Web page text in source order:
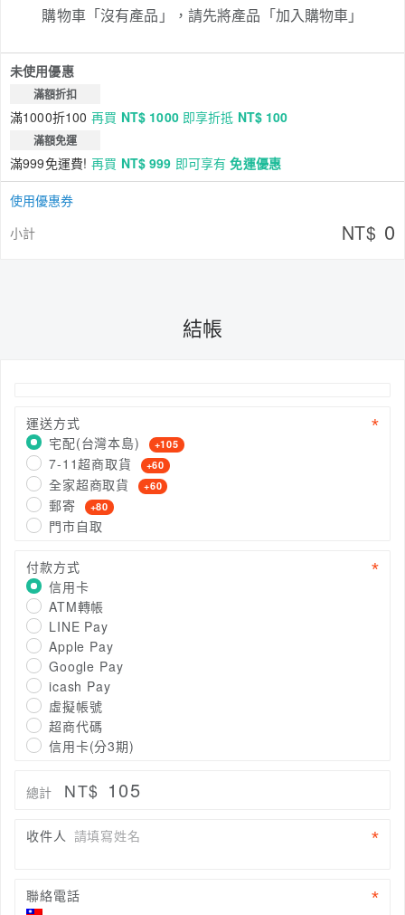
購物車「沒有產品」，請先將產品「加入購物車」
未使用優惠
滿額折扣
滿1000折100 再買 NT$ 1000即享折抵 NT$ 100
滿額免運
滿999免運費! 再買 NT$ 999 即可享有免運優惠
使用優惠券
小計
NT$ 0
結帳
運送方式
宅配(台灣本島)
+105
7-11超商取貨 +60
全家超商取貨 +60
郵寄 +80
門市自取
付款方式
信用卡
ATM轉帳
LINE Pay
Apple Pay
Google Pay
icash Pay
虛擬帳號
超商代碼
信用卡(分3期)
總計 NT$ 105
收件人 請填寫姓名
聯絡電話